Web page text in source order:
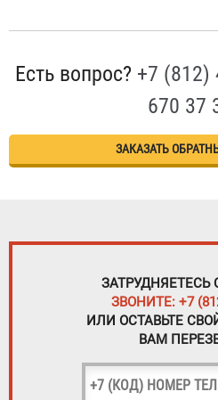
Есть вопрос? +7 (812)
670 37
ЗАКАЗАТЬ
ЗАТРУДНЯЕТЕСЬ
ЗВОНИТЕ: +7
ИЛИ ОСТАВЬТЕ
ВАМ